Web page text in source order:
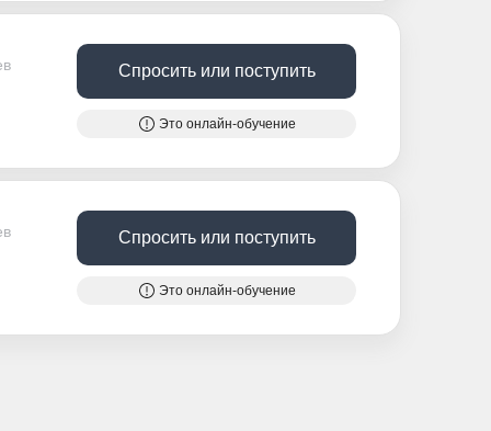
Спросить или поступить
Это онлайн-обучение
Спросить или поступить
Это онлайн-обучение